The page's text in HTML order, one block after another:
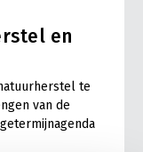
en
te
van de